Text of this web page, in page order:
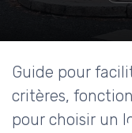
Guide pour
critères,
pour choisir un